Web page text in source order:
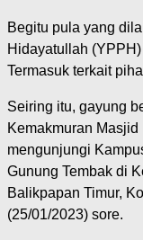
Begitu pula yang
Hidayatullah
Termasuk terkait
Seiring itu, gayung
Kemakmuran
mengunjungi
Gunung Tembak di
Balikpapan Timur,
(25/01/2023) sore.